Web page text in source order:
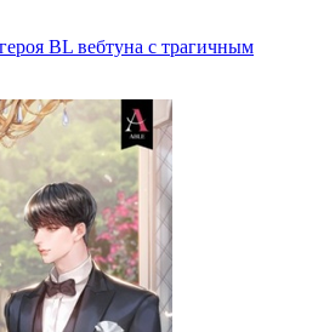
BL вебтуна с трагичным